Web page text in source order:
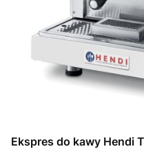
Ekspres do kawy Hendi